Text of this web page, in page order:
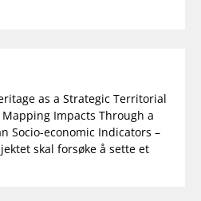
as a Strategic Territorial
Impacts Through a
Socio-economic Indicators –
skal forsøke å sette et